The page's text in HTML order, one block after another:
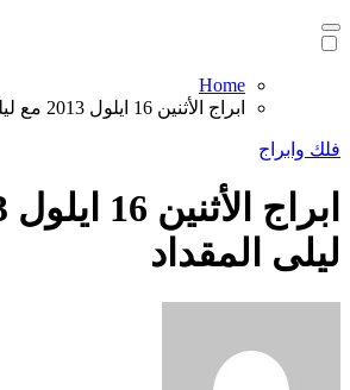
Home
ابراج الأثنين 16 ايلول 2013 مع ليلى المقداد
فلك وابراج
ليلى المقداد